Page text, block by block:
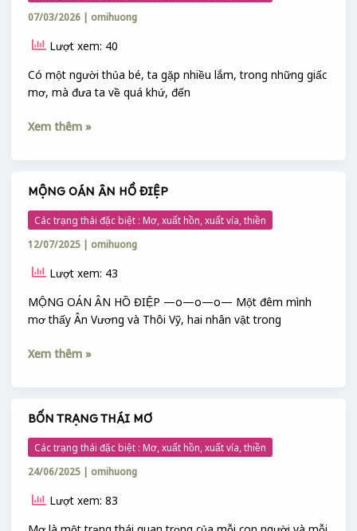
07/03/2026 | omihuong
Lượt xem: 40
Có một người thủa bé, ta gặp nhiều lắm, trong những giấc
mơ, mà đưa ta về quá khứ, đến
Xem thêm »
MỘNG OÁN ÂN HỒ ĐIỆP
Các trạng thái đặc biệt : Mơ, xuất hồn, xuất vía, thiền
12/07/2025 | omihuong
Lượt xem: 43
MỘNG OÁN ÂN HỒ ĐIỆP —o—o—o— Một đêm mình
mơ thấy Ân Vương và Thôi Vỹ, hai nhân vật trong
MỘNG
OÁN
ÂN
HỒ
ĐIỆP
Xem thêm »
BỐN TRẠNG THÁI MƠ
Các trạng thái đặc biệt : Mơ, xuất hồn, xuất vía, thiền
24/06/2025 | omihuong
Lượt xem: 83
BỐN
TRẠNG
THÁI
MƠ